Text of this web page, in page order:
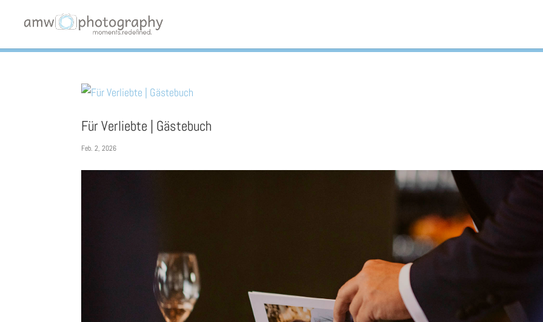
Cookies (sorry, nicht die leckeren mit den Chocolate Chips...) helfen uns bei der Bereitstellung unserer Inhalte und Dienste.
Mehr erfahren
Für Verliebte | Gästebuch
Feb. 2, 2026